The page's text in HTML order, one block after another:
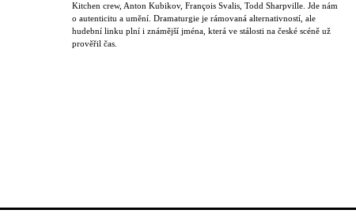
Kitchen crew, Anton Kubikov, François Svalis, Todd Sharpville. Jde nám
o autenticitu a umění. Dramaturgie je rámovaná alternativností, ale
hudební linku plní i známější jména, která ve stálosti na české scéně už
prověřil čas.